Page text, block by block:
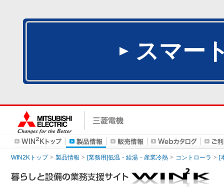
スマー
WIN2Kトップ 製品情報 [業務用]低温・給湯・産業冷熱 コントローラ [